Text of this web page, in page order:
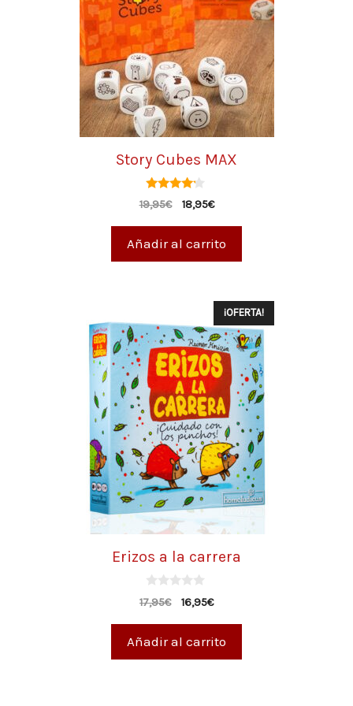
Story Cubes MAX
4.00
de 5
19,95€ 18,95€
Añadir al carrito
¡OFERTA!
Erizos a la carrera
0
d
17,95€ 16,95€
Añadir al carrito